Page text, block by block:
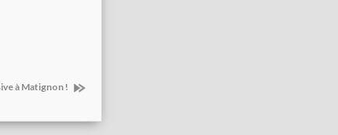
à Matignon !